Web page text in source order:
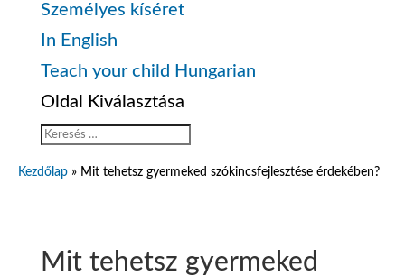
Személyes kíséret
In English
Teach your child Hungarian
Oldal Kiválasztása
Kezdőlap » Mit tehetsz gyermeked szókincsfejlesztése érdekében?
Mit tehetsz gyermeked